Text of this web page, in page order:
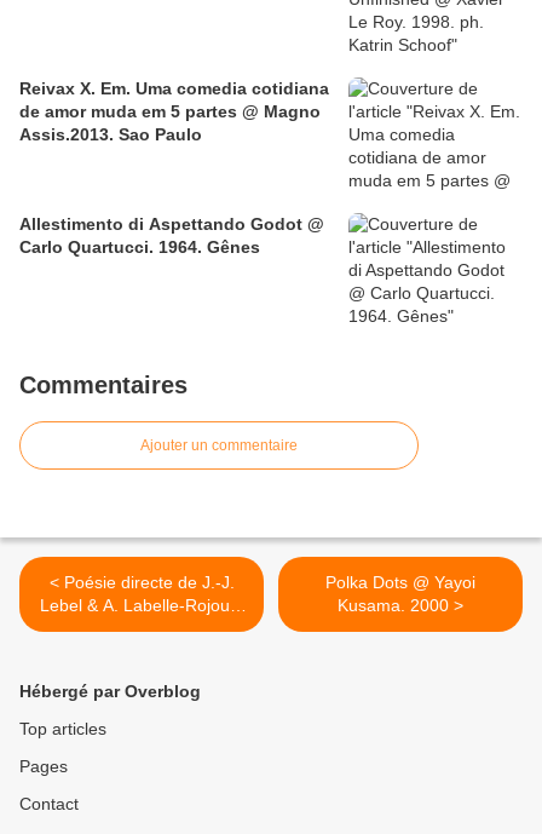
Reivax X. Em. Uma comedia cotidiana
de amor muda em 5 partes @ Magno
Assis.2013. Sao Paulo
Allestimento di Aspettando Godot @
Carlo Quartucci. 1964. Gênes
Commentaires
Ajouter un commentaire
< Poésie directe de J.-J.
Lebel & A. Labelle-Rojoux.
Opus Int. Ed. 1994
Polka Dots @ Yayoi
Kusama. 2000 >
Hébergé par Overblog
Top articles
Pages
Contact